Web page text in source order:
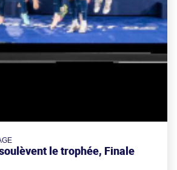
le trophée, Finale